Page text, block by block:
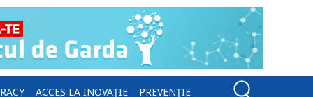
ACCES LA INOVAȚIE PREVENȚIE